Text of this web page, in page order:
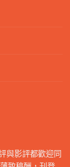
與影評都歡迎同